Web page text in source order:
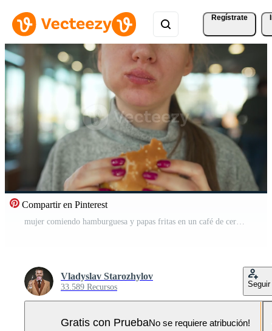
Regístrate
Compartir en Pinterest
mujer comiendo hamburguesa y papas fritas en un café de cerca. hamburguesa en hembra manos Vídeo Pro
Vladyslav Starozhylov
33.589 Recursos Seguir
Gratis con PruebaNo se requiere atribución!